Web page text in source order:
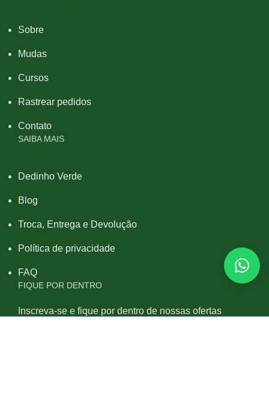
Sobre
Mudas
Cursos
Rastrear pedidos
Contato
SAIBA MAIS
Dedinho Verde
Blog
Troca, Entrega e Devolução
Política de privacidade
FAQ
FIQUE POR DENTRO
Inscreva-se e fique por dentro de nossas ofertas